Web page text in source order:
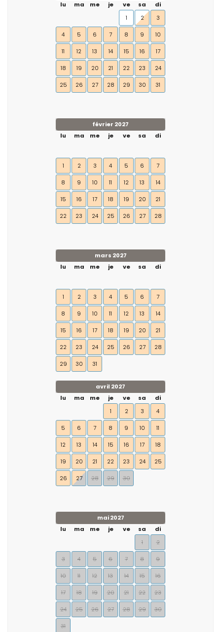
lu
ma me je ve sa
di
1
2 3
4 5 6 7 8 9 10
11 12 13 14 15 16 17
18 19 20 21 22 23 24
25 26 27 28 29 30 31
février 2027
lu
ma me je ve sa di
1 2 3 4 5 6 7
8 9 10 11 12 13 14
15 16 17 18 19 20 21
22 23 24 25 26 27 28
mars 2027
lu
ma me je ve sa di
1 2 3 4 5 6 7
8 9 10 11 12 13 14
15 16 17 18 19 20 21
22 23 24 25 26 27 28
29 30 31
avril 2027
lu
ma me je ve sa
di
1
2 3 4
5 6 7 8 9 10 11
12 13 14 15 16 17 18
19 20 21 22 23 24 25
26 27 28 29 30
mai 2027
lu
ma me je ve sa
di
1
2
3 4 5 6 7 8 9
10 11 12 13 14 15 16
17 18 19 20 21 22 23
24 25 26 27 28 29 30
31